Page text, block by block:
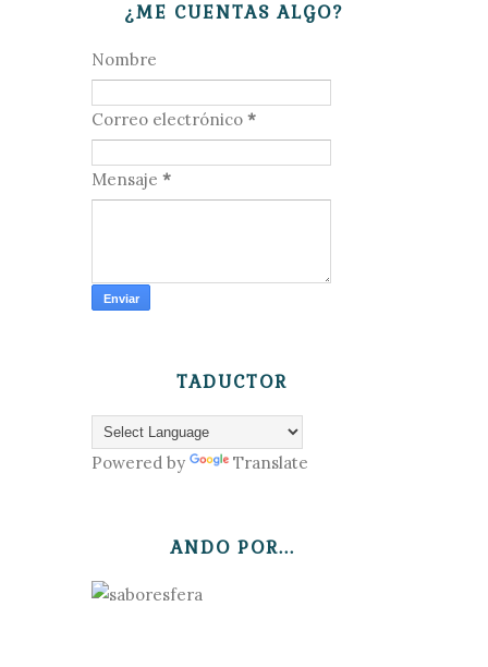
¿ME CUENTAS ALGO?
Nombre
Correo electrónico *
Mensaje *
TADUCTOR
Powered by Translate
ANDO POR...